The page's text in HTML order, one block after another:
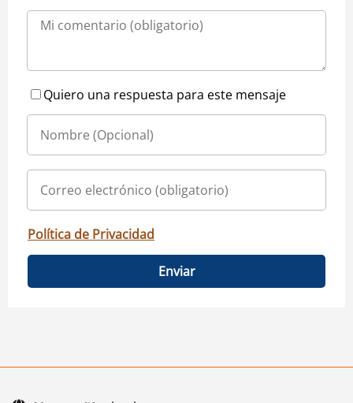
Quiero una respuesta para este mensaje
Política de Privacidad
Enviar